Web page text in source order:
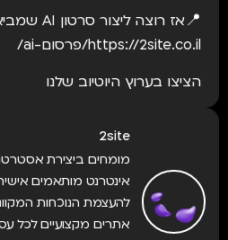
📍אז רוצה ליצור סרטון AI שמביא לידים איכותיים?
https://2site.co.il/פרסום-ai/
הציצו בערוץ היוטיוב שלנו
2site
מומחים ביצירת
אינטרנט מותאמים
להעצמת הנוכחות
אתרים מקצועיים לכל